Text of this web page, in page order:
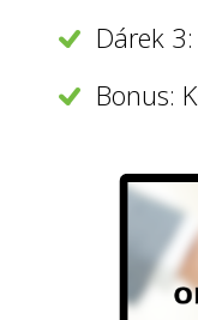
Dárek
Bonus: